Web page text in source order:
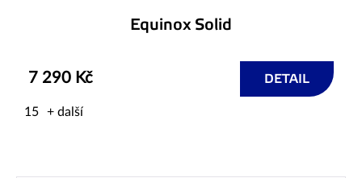
Equinox Solid
7 290 Kč DETAIL
15 + další